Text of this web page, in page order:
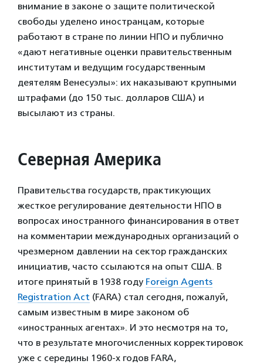
внимание в законе о защите политической
свободы уделено иностранцам, которые
работают в стране по линии НПО и публично
«дают негативные оценки правительственным
институтам и ведущим государственным
деятелям Венесуэлы»: их наказывают крупными
штрафами (до 150 тыс. долларов США) и
высылают из страны.
Северная Америка
Правительства государств, практикующих
жесткое регулирование деятельности НПО в
вопросах иностранного финансирования в ответ
на комментарии международных организаций о
чрезмерном давлении на сектор гражданских
инициатив, часто ссылаются на опыт США. В
итоге принятый в 1938 году Foreign Agents
Registration Act (FARA) стал сегодня, пожалуй,
самым известным в мире законом об
«иностранных агентах». И это несмотря на то,
что в результате многочисленных корректировок
уже с середины 1960-х годов FARA,